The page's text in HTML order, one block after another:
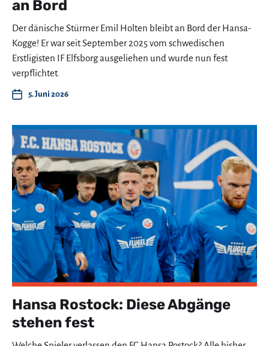
an Bord
Der dänische Stürmer Emil Holten bleibt an Bord der Hansa-
Kogge! Er war seit September 2025 vom schwedischen
Erstligisten IF Elfsborg ausgeliehen und wurde nun fest
verpflichtet.
5. Juni 2026
Hansa Rostock: Diese Abgänge
stehen fest